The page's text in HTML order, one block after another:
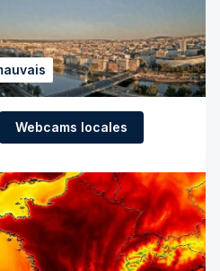
Webcams locales